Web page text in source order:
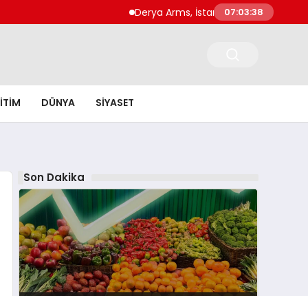
Derya Arms, İstanbul Prohunt 2026’da
07:03:39
DÜNYA SIYASET
Son Dakika